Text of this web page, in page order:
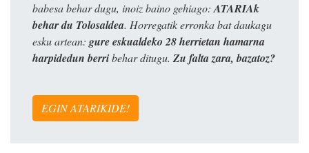
babesa behar dugu, inoiz baino gehiago:ATARIAk
behar du Tolosaldea. Horregatik erronka bat daukagu
esku artean: gure eskualdeko 28 herrietan hamarna
harpidedun berribehar ditugu. Zu falta zara, bazatoz?
EGIN ATARIKIDE!